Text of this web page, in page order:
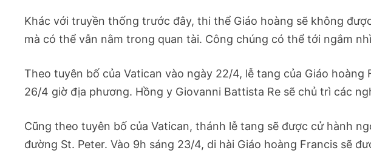
Khác với truyền thống trước đây, thi thể Giáo hoàng sẽ không
mà có thể vẫn nằm trong quan tài. Công chúng có thể tới ngắm
Theo tuyên bố của Vatican vào ngày 22/4, lễ tang của Giáo
26/4 giờ địa phương. Hồng y Giovanni Battista Re sẽ chủ trì các
Cũng theo tuyên bố của Vatican, thánh lễ tang sẽ được cử hành
đường St. Peter. Vào 9h sáng 23/4, di hài Giáo hoàng Francis sẽ